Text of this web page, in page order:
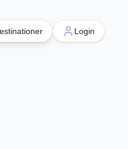
Login
Login